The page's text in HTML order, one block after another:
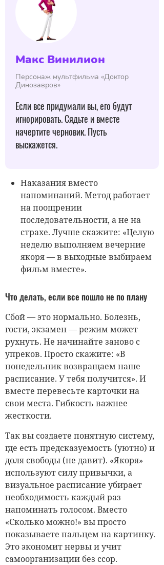
Макс Винилион
Персонаж мультфильма «Доктор
Динозавров»
Если все придумали вы, его будут
игнорировать. Сядьте и вместе
начертите черновик. Пусть
выскажется.
Наказания вместо
напоминаний. Метод работает
на поощрении
последовательности, а не на
страхе. Лучше скажите: «Целую
неделю выполняем вечерние
якоря — в выходные выбираем
фильм вместе».
Что делать, если все пошло не по плану
Сбой — это нормально. Болезнь,
гости, экзамен — режим может
рухнуть. Не начинайте заново с
упреков. Просто скажите: «В
понедельник возвращаем наше
расписание. У тебя получится». И
вместе перевесьте карточки на
свои места. Гибкость важнее
жесткости.
Так вы создаете понятную систему,
где есть предсказуемость (уютно) и
доля свободы (не давит). «Якоря»
используют силу привычки, а
визуальное расписание убирает
необходимость каждый раз
напоминать голосом. Вместо
«Сколько можно!» вы просто
показываете пальцем на картинку.
Это экономит нервы и учит
самоорганизации без ссор.